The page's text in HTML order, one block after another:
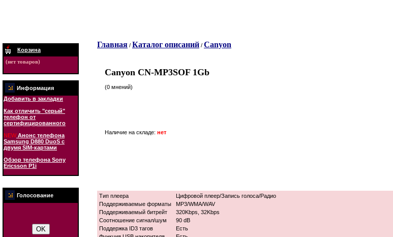
Корзина
(нет товаров)
Информация
Добавить в закладки
Как отличить "серый"
телефон от
сертифицированного
NEWАнонс телефона
Samsung D880 DuoS с
двумя SIM-картами
Обзор телефона Sony
Ericsson P1i
Голосование
Главная / Каталог описаний / Canyon
Canyon СN-MP3SOF 1Gb
(0 мнений)
Наличие на складе: нет
Тип плеера
Цифровой плеер/Запись голоса/Радио
Поддерживаемые форматы
MP3/WMA/WAV
Поддерживаемый битрейт
320Kbps, 32Kbps
Соотношение сигнал/шум
90 dB
Поддержка ID3 тагов
Есть